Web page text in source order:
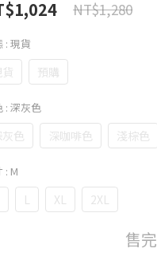
NT$1,280
: 現貨
預購
: 深灰色
灰色 深咖啡色 淺棕色
: M
L XL 2XL
售完